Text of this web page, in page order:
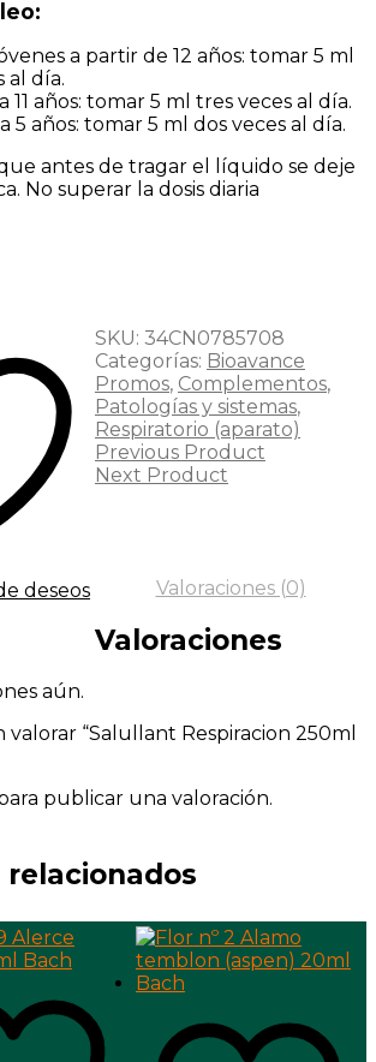
a partir de 12 años: tomar 5 ml
al día.
11 años: tomar 5 ml tres veces al día.
5 años: tomar 5 ml dos veces al día.
antes de tragar el líquido se deje
No superar la dosis diaria
deseos
SKU: 34CN0785708
Categorías: Bioavance
Promos, Complementos,
Patologías y sistemas,
Respiratorio (aparato)
Previous Product
Next Product
Valoraciones (0)
Valoraciones
aún.
valorar “Salullant Respiracion 250ml
publicar una valoración.